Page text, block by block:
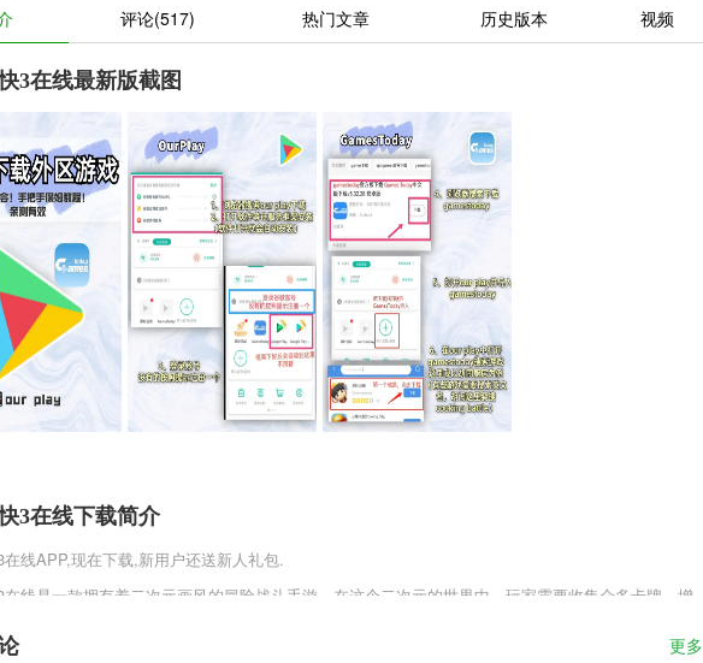
评论(517) 热门文章 历史版本 视频
3在线最新版截图
3在线下载简介
在线APP,现在下载,新用户还送新人礼包.
在线是一款拥有着二次元画风的冒险战斗手游。在这个二次元的世界中，玩家需要收集众多卡牌，增
性格，让你能够感受到她们的真实，让你能够更好的沉浸其中。
更多